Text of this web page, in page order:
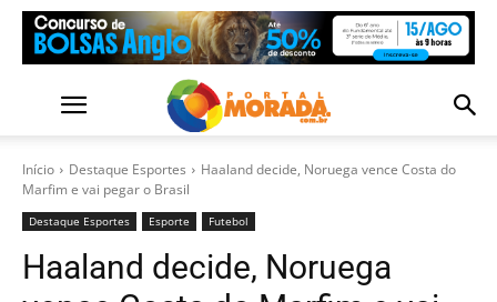
Início Destaque Esportes
Haaland decide, Noruega vence Costa do
Marfim e vai pegar o Brasil
Destaque Esportes Esporte Futebol
Haaland decide, Noruega